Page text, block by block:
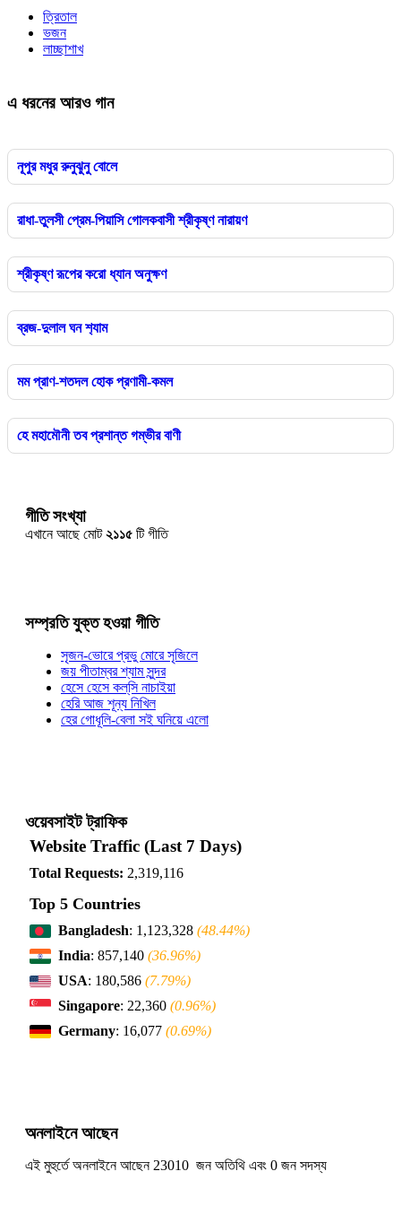
ত্রিতাল
ভজন
লাচ্ছাশাখ
এ ধরনের আরও গান
নূপুর মধুর রুনুঝুনু বোলে
রাধা-তুলসী প্রেম-পিয়াসি গোলকবাসী শ্রীকৃষ্ণ নারায়ণ
শ্রীকৃষ্ণ রূপের করো ধ্যান অনুক্ষণ
ব্রজ-দুলাল ঘন শ‍্যাম
মম প্রাণ-শতদল হোক প্রণামী-কমল
হে মহামৌনী তব প্রশান্ত গম্ভীর বাণী
গীতি সংখ্যা
এখানে আছে মোট২১১৫ টি গীতি
সম্প্রতি যুক্ত হওয়া গীতি
সৃজন-ভোরে প্রভু মোরে সৃজিলে
জয় পীতাম্বর শ্যাম সুন্দর
হেসে হেসে কল্‌সি নাচাইয়া
হেরি আজ শূন্য নিখিল
হের গোধূলি-বেলা সই ঘনিয়ে এলো
ওয়েবসাইট ট্রাফিক
Website Traffic (Last 7 Days)
Total Requests: 2,319,116
Top 5 Countries
Bangladesh: 1,123,328 (48.44%)
India: 857,140 (36.96%)
USA: 180,586 (7.79%)
Singapore: 22,360 (0.96%)
Germany: 16,077 (0.69%)
অনলাইনে আছেন
এই মুহুর্তে অনলাইনে আছেন 23010 জন অতিথি এবং 0 জন সদস্য